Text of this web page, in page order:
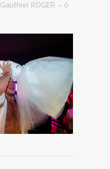
Gauthier ROGER
0